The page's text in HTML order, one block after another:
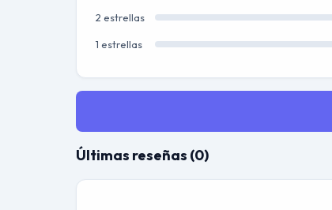
2 estrellas
1 estrellas
Últimas reseñas (0)